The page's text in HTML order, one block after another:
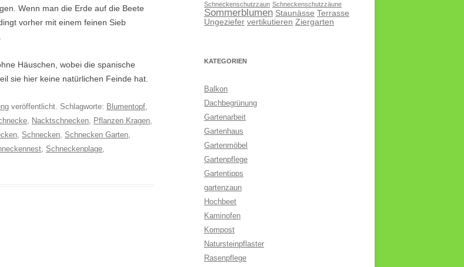
Wenn man die Erde auf die Beete
vorher mit einem feinen Sieb
Häuschen, wobei die spanische
sie hier keine natürlichen Feinde hat.
veröffentlicht. Schlagworte: Blumentopf,
, Nacktschnecken, Pflanzen Kragen,
, Schnecken, Schnecken Garten,
, Schneckenplage,
Schneckenschutzzaun Schneckenschutzzäune
Sommerblumen Staunässe Terrasse
Ungeziefer vertikutieren Ziergarten
KATEGORIEN
Balkon
Dachbegrünung
Gartenarbeit
Gartenhaus
Gartenmöbel
Gartenpflege
Gartentipps
gartenzaun
Hochbeet
Kaminofen
Kompost
Natursteinpflaster
Rasenpflege